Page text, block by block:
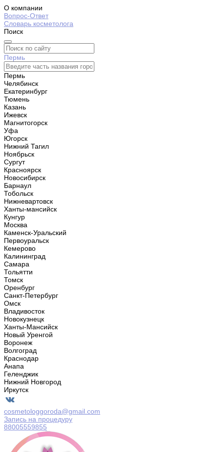
О компании
Вопрос-Ответ
Словарь косметолога
Поиск
Пермь
Пермь
Челябинск
Екатеринбург
Тюмень
Казань
Ижевск
Магнитогорск
Уфа
Югорск
Нижний Тагил
Ноябрьск
Сургут
Красноярск
Новосибирск
Барнаул
Тобольск
Нижневартовск
Ханты-мансийск
Кунгур
Москва
Каменск-Уральский
Первоуральск
Кемерово
Калининград
Самара
Тольятти
Томск
Оренбург
Санкт-Петербург
Омск
Владивосток
Новокузнецк
Ханты-Мансийск
Новый Уренгой
Воронеж
Волгоград
Краснодар
Анапа
Геленджик
Нижний Новгород
Иркутск
cosmetologgoroda@gmail.com
Запись на процедуру
88005559855